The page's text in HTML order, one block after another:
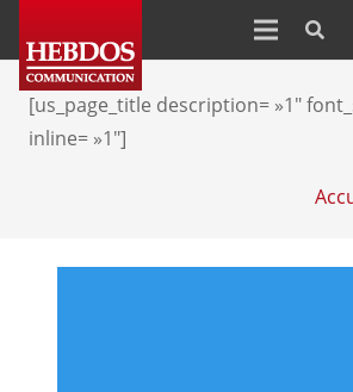
[us_page_title description= »1″
inline= »1″]